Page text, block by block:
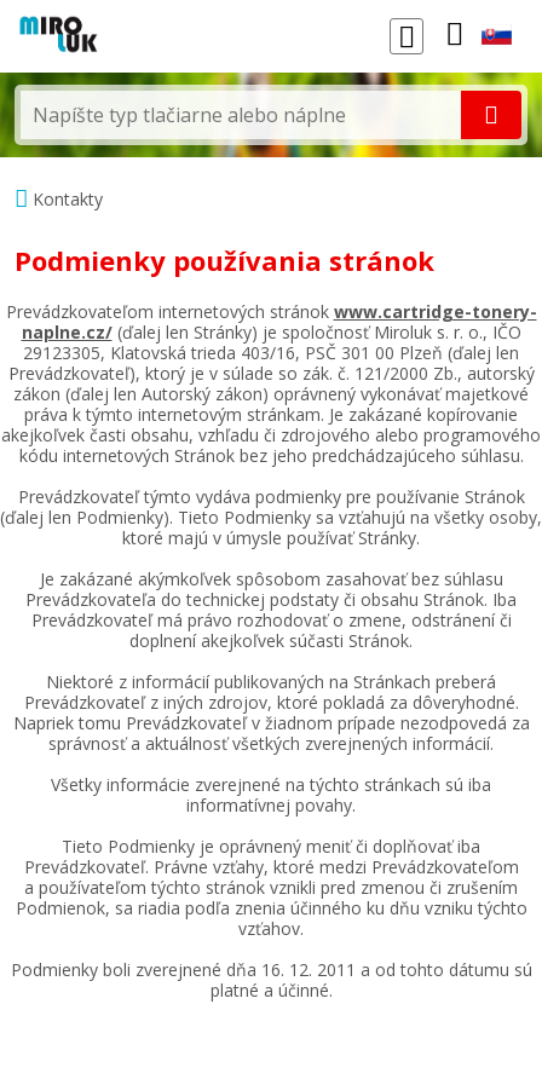
Kontakty
Podmienky používania stránok
Prevádzkovateľom internetových stránok www.cartridge-tonery-
naplne.cz/(ďalej len Stránky) je spoločnosť Miroluk s. r. o., IČO
29123305, Klatovská trieda 403/16, PSČ 301 00 Plzeň (ďalej len
Prevádzkovateľ), ktorý je v súlade so zák. č. 121/2000 Zb., autorský
zákon (ďalej len Autorský zákon) oprávnený vykonávať majetkové
práva k týmto internetovým stránkam. Je zakázané kopírovanie
akejkoľvek časti obsahu, vzhľadu či zdrojového alebo programového
kódu internetových Stránok bez jeho predchádzajúceho súhlasu.
Prevádzkovateľ týmto vydáva podmienky pre používanie Stránok
(ďalej len Podmienky). Tieto Podmienky sa vzťahujú na všetky osoby,
ktoré majú v úmysle používať Stránky.
Je zakázané akýmkoľvek spôsobom zasahovať bez súhlasu
Prevádzkovateľa do technickej podstaty či obsahu Stránok. Iba
Prevádzkovateľ má právo rozhodovať o zmene, odstránení či
doplnení akejkoľvek súčasti Stránok.
Niektoré z informácií publikovaných na Stránkach preberá
Prevádzkovateľ z iných zdrojov, ktoré pokladá za dôveryhodné.
Napriek tomu Prevádzkovateľ v žiadnom prípade nezodpovedá za
správnosť a aktuálnosť všetkých zverejnených informácií.
Všetky informácie zverejnené na týchto stránkach sú iba
informatívnej povahy.
Tieto Podmienky je oprávnený meniť či doplňovať iba
Prevádzkovateľ. Právne vzťahy, ktoré medzi Prevádzkovateľom
a používateľom týchto stránok vznikli pred zmenou či zrušením
Podmienok, sa riadia podľa znenia účinného ku dňu vzniku týchto
vzťahov.
Podmienky boli zverejnené dňa 16. 12. 2011 a od tohto dátumu sú
platné a účinné.